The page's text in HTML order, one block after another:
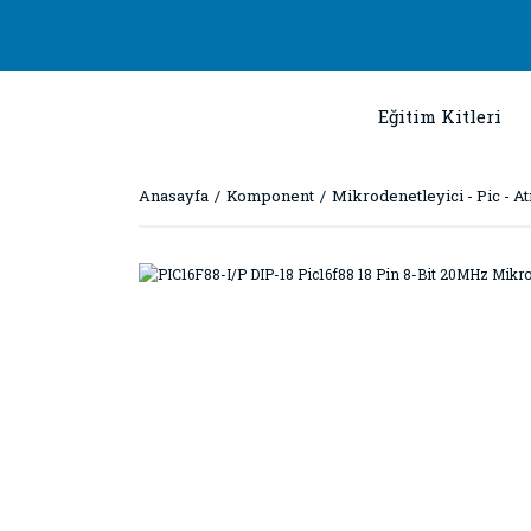
Eğitim Kitleri
Anasayfa Komponent Mikrodenetleyici - Pic -